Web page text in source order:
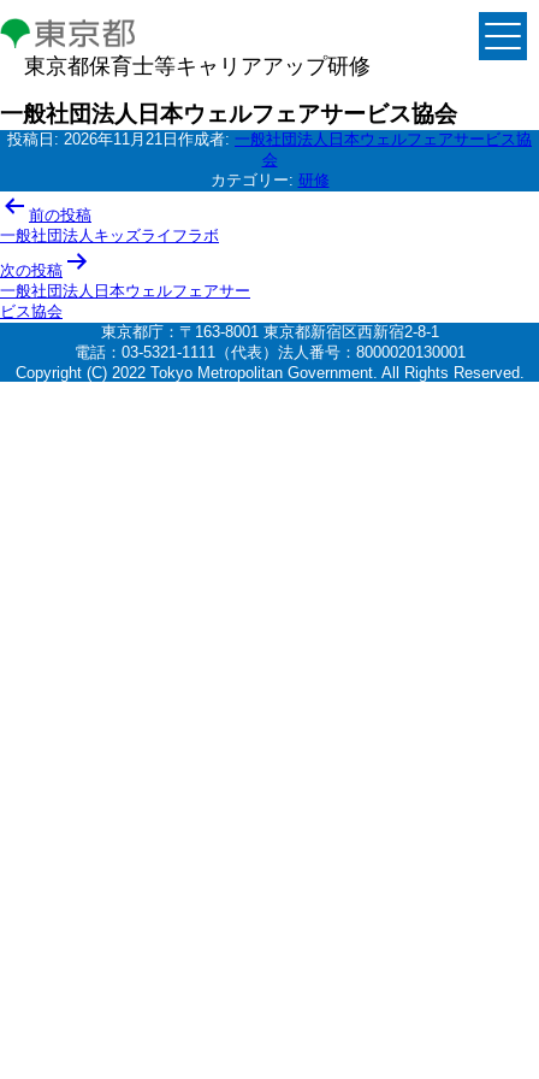
東京都保育士等キャリアアップ研修
一般社団法人日本ウェルフェアサービス協会
投稿日: 2026年11月21日 作成者: 一般社団法人日本ウェルフェアサービス協
会
カテゴリー: 研修
投
稿
ナ
ビ
ゲ
ー
前の投稿
一般社団法人キッズライフラボ
次の投稿
一般社団法人日本ウェルフェアサー
ビス協会
東京都庁：〒163-8001 東京都新宿区西新宿2-8-1
電話：03-5321-1111（代表）法人番号：8000020130001
Copyright (C) 2022 Tokyo Metropolitan Government. All Rights Reserved.